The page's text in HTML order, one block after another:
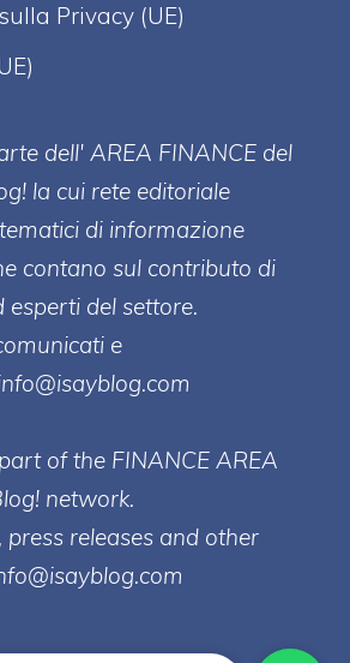
Privacy (UE)
dell' AREA FINANCE del
la cui rete editoriale
di informazione
contano sul contributo di
esperti del settore.
e
of the FINANCE AREA
network.
releases and other